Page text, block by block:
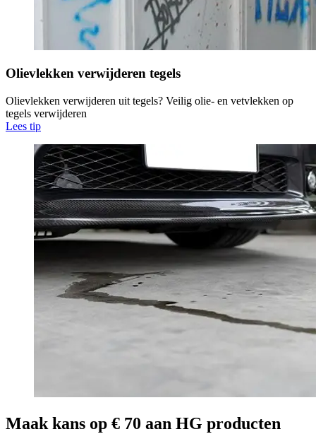
Olievlekken verwijderen tegels
Olievlekken verwijderen uit tegels? Veilig olie- en vetvlekken op
tegels verwijderen
Lees tip
Maak kans op € 70 aan HG producten